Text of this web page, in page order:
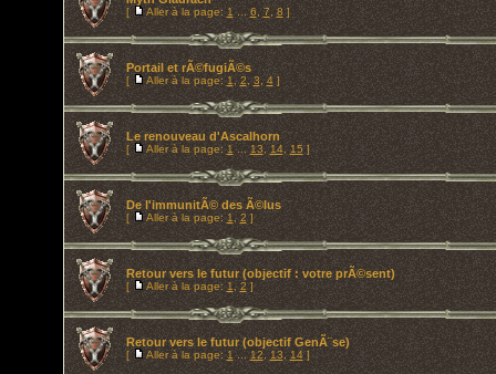
[ Aller à la page: 1 ...6,7 ,8]
Portail et rÃ©fugiÃ©s
[ Aller à la page: 1 ,2 ,3,4]
Le renouveau d'Ascalhorn
[ Aller à la page: 1 ...13,14, 15]
De l'immunitÃ© des Ã©lus
[ Aller à la page: 1 ,2 ]
Retour vers le futur (objectif : votre prÃ©sent)
[ Aller à la page: 1 ,2 ]
Retour vers le futur (objectif GenÃ¨se)
[ Aller à la page: 1 ...12,13, 14]